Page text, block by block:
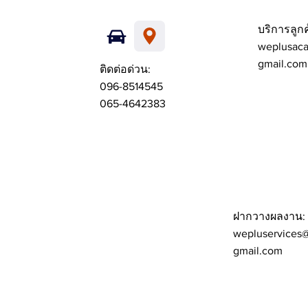
ติดต่อด่วน:
096-8514545
065-4642383
บริการลูก
gmail.com
ฝากวางผลงาน:
gmail.com